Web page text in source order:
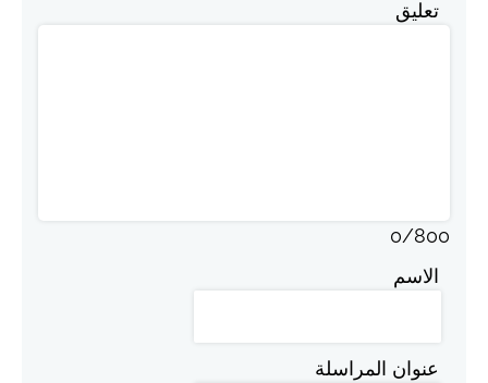
تعليق
0/800
الاسم
عنوان المراسلة